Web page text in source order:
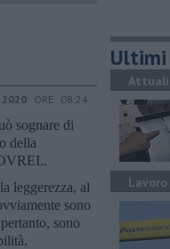
ORE 08:24
sognare di
della
leggerezza, al
sono
sono
Lavoro